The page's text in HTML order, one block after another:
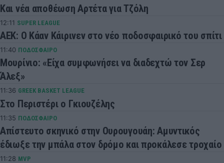
Και νέα αποθέωση Αρτέτα για Τζόλη
12:11 SUPER LEAGUE
AEK: Ο Κάαν Κάιρινεν στο νέο ποδοσφαιρικό του σπίτι
11:40 ΠΟΔΟΣΦΑΙΡΟ
Μουρίνιο: «Είχα συμφωνήσει να διαδεχτώ τον Σερ
Άλεξ»
11:36 GREEK BASKET LEAGUE
Στο Περιστέρι ο Γκιουζέλης
11:35 ΠΟΔΟΣΦΑΙΡΟ
Απίστευτο σκηνικό στην Ουρουγουάη: Αμυντικός
έδιωξε την μπάλα στον δρόμο και προκάλεσε τροχαίο
11:28 MVP